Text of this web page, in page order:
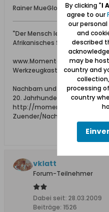
Rainer MueGlo
"Der Mensch lebt, so lange
Afrikanisches Sprichwort
www.Momente-im-
Werkzeugkasten und
Nachbarn und Hofbesitzer in
20. Jahrhundert:
http://momente-im-
Zuender/Nachbarn-GrZ-KlZ/
vklatt
Forum-Teilnehmer
Dabei seit: 28.03.2009
Beiträge: 1526
By clicking "I
agree to our
our
and
described
may be
country and
processing
country